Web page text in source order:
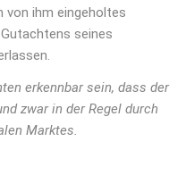
von ihm eingeholtes
seines
erkennbar sein, dass der
zwar in der Regel durch
Marktes.